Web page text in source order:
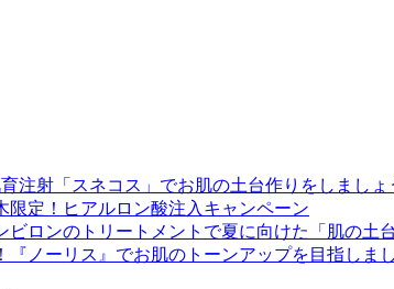
注射「スネコス」でお肌の土台作りをしましょ
限定！ヒアルロン酸注入キャンペーン
ビロンのトリートメントで夏に向けた「肌の土
『ノーリス』でお肌のトーンアップを目指しま